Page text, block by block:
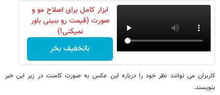
ابزار کامل برای اصلاح مو و
صورت (قیمت رو ببینی باور
نمیکنی!)
باتخفیف بخر
کاربران می توانند نظر خود را درباره این عکس به صورت کامنت در زیر این خبر
بنویسند.